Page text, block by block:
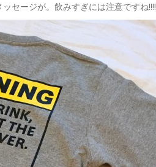
セージが。飲みすぎには注意ですね!!!!